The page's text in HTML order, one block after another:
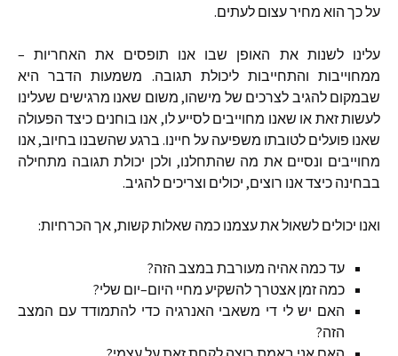
עלכך הוא מחירעצום לעתים.
עלינו לשנות את האופן שבו אנו תופסים את האחריות–
ממחוייבות והתחייבות ליכולת תגובה. משמעות הדבר היא
שבמקום להגיב לצרכים של מישהו, משום שאנו מרגישים שעלינו
לעשותזאת או שאנו מחוייבים לסייעלו, אנו בוחנים כיצד הפעולה
שאנו פועלים לטובתו משפיעה על חיינו. ברגע שהשבנו בחיוב,אנו
מחוייבים ונסיים את מה שהתחלנו, ולכן יכולת תגובה מתחילה
בבחינה כיצדאנו רוצים, יכולים וצריכים להגיב.
ואנו יכולים לשאולאתעצמנו כמה שאלותקשות,אך הכרחיות:
עדכמה אהיה מעורבת במצב הזה?
כמה זמן אצטרךלהשקיע מחיי היום–יום שלי?
האם יש לי די משאבי האנרגיה כדי להתמודד עם המצב
הזה?